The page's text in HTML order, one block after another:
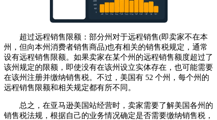
超过远程销售限额：部分州对于远程销售(即卖家不在本
州，但向本州消费者销售商品)也有相关的销售税规定，通常
设有远程销售限额。如果卖家在某个州的远程销售额度超过了
该州规定的限额，即使没有在该州设立实体存在，也可能需要
在该州注册并缴纳销售税。不过，美国有 52 个州，每个州的
远程销售限额和相关规定都有所不同。
总之，在亚马逊美国站经营时，卖家需要了解美国各州的
销售税法规，根据自己的业务情况确定是否需要缴纳销售税，